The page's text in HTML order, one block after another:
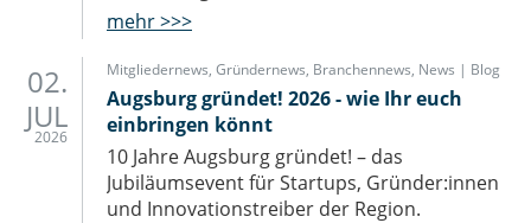
mehr >>>
02.
JUL
2026
Mitgliedernews, Gründernews, Branchennews, News | Blog
Augsburg gründet! 2026 - wie Ihr euch
einbringen könnt
10 Jahre Augsburg gründet! – das
Jubiläumsevent für Startups, Gründer:innen
und Innovationstreiber der Region.